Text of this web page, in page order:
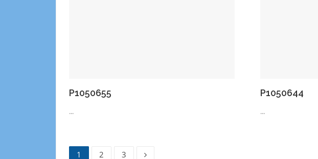
P1050655
...
P1050644
...
1 2 3